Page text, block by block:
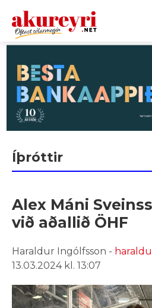
Íþróttir
Alex Máni
við aðallið ÖHF
Haraldur Ingólfsson -
13.03.2024 kl. 13:07